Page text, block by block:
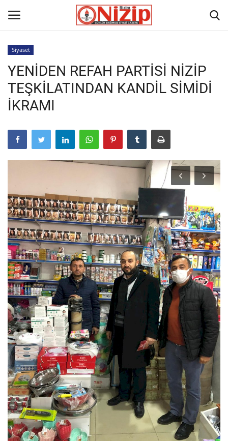
Ana
GÜNDEM
Asayiş
Siyaset
Ekonomi
Spor
SAĞLIK
EĞİTİM
Resmiilan
Gaziantep..
Siyaset
YENİDEN REFAH PARTİSİ NİZİP
TEŞKİLATINDAN KANDİL SİMİDİ
İKRAMI